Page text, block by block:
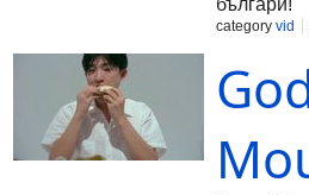
българи!
category vid